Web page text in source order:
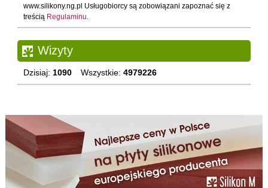
www.silikony.ng.pl Usługobiorcy są zobowiązani zapoznać się z
treścią Regulaminu.
Wizyty
Dzisiaj: 1090 Wszystkie: 4979226